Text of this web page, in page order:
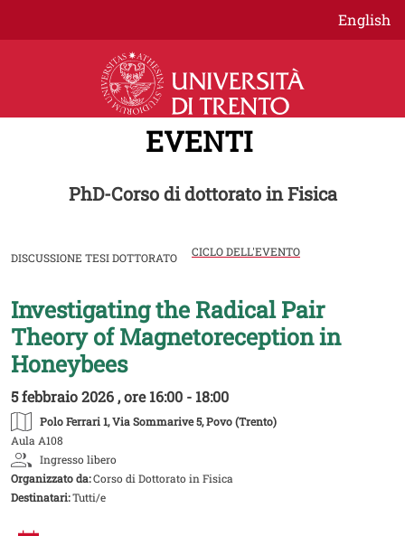
Salta al contenuto principale
English
EVENTI
PhD-Corso di dottorato in Fisica
DISCUSSIONE TESI DOTTORATO CICLO DELL'EVENTO
Image
Investigating the Radical Pair
Theory of Magnetoreception in
Honeybees
5 febbraio 2026 , ore 16:00 - 18:00
Polo Ferrari 1, Via Sommarive 5, Povo (Trento)
Aula A108
Ingresso libero
Organizzato da:Corso di Dottorato in Fisica
Destinatari:Tutti/e